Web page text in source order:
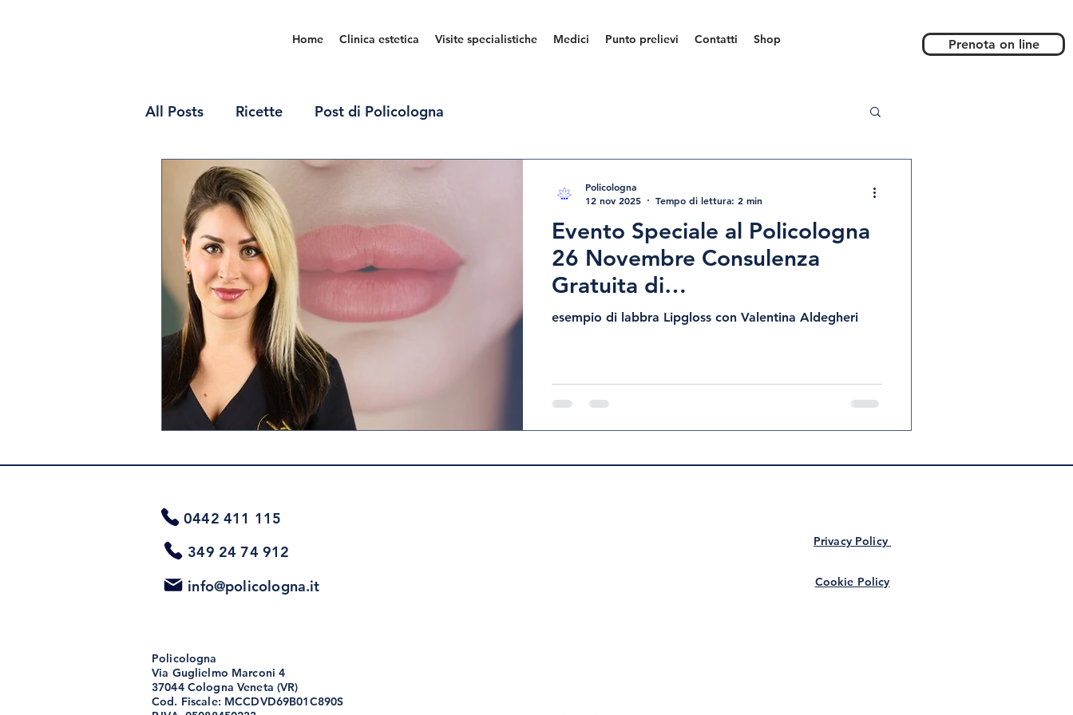
Home Clinica estetica Visite specialistiche Medici Punto prelievi Contatti Shop Prenota on line
All Posts Ricette Post di Policologna
Evento Speciale al Policologna
26 Novembre Consulenza
Gratuita di
Dermopigmentazione Estetica
esempio di labbra Lipgloss con Valentina Aldegheri
Policologna
12 nov 2025
Tempo di lettura: 2 min
0442 411 115
info@policologna.it
349 24 74 912
Privacy Policy
Cookie Policy
Policologna
Via Guglielmo Marconi 4
37044 Cologna Veneta (VR)
Cod. Fiscale: MCCDVD69B01C890S